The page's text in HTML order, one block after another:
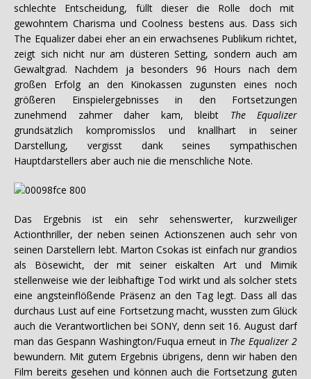
schlechte Entscheidung, füllt dieser die Rolle doch mit
gewohntem Charisma und Coolness bestens aus. Dass sich
The Equalizer dabei eher an ein erwachsenes Publikum richtet,
zeigt sich nicht nur am düsteren Setting, sondern auch am
Gewaltgrad. Nachdem ja besonders 96 Hours nach dem
großen Erfolg an den Kinokassen zugunsten eines noch
größeren Einspielergebnisses in den Fortsetzungen
zunehmend zahmer daher kam, bleibt The Equalizer
grundsätzlich kompromisslos und knallhart in seiner
Darstellung, vergisst dank seines sympathischen
Hauptdarstellers aber auch nie die menschliche Note.
Das Ergebnis ist ein sehr sehenswerter, kurzweiliger
Actionthriller, der neben seinen Actionszenen auch sehr von
seinen Darstellern lebt. Marton Csokas ist einfach nur grandios
als Bösewicht, der mit seiner eiskalten Art und Mimik
stellenweise wie der leibhaftige Tod wirkt und als solcher stets
eine angsteinflößende Präsenz an den Tag legt. Dass all das
durchaus Lust auf eine Fortsetzung macht, wussten zum Glück
auch die Verantwortlichen bei SONY, denn seit 16. August darf
man das Gespann Washington/Fuqua erneut in The Equalizer 2
bewundern. Mit gutem Ergebnis übrigens, denn wir haben den
Film bereits gesehen und können auch die Fortsetzung guten